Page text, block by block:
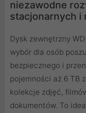
niezawodne
stacjonarnych i
Dysk zewnętrzny
wybór dla osób
bezpiecznego i
pojemności aż 6 TB
kolekcje zdjęć,
dokumentów. To